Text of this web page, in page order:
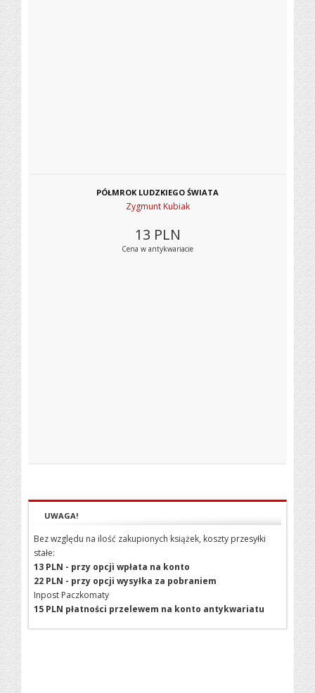
PÓŁMROK LUDZKIEGO ŚWIATA
Zygmunt Kubiak
13 PLN
Cena w antykwariacie
UWAGA!
Bez względu na ilość zakupionych książek, koszty przesyłki
stałe:
13 PLN - przy opcji wpłata na konto
22 PLN - przy opcji wysyłka za pobraniem
Inpost Paczkomaty
15 PLN płatności przelewem na konto antykwariatu